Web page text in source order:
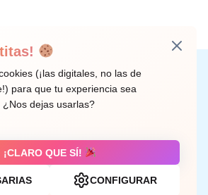
Correo electrónico
de la Fuente, 8 València
Aviso legal
(¡las digitales, no las de
para que tu experiencia sea
¿Nos dejas usarlas?
¡CLARO QUE SÍ!
CONFIGURAR